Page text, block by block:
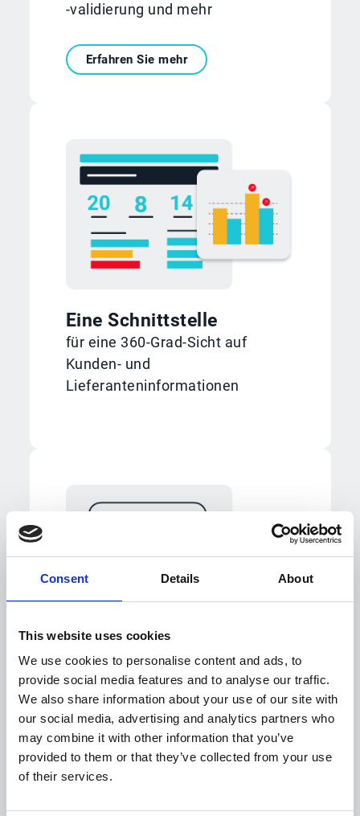
Consent Details About
This website uses cookies
We use cookies to personalise content and ads, to
provide social media features and to analyse our traffic.
We also share information about your use of our site with
our social media, advertising and analytics partners who
may combine it with other information that you’ve
provided to them or that they’ve collected from your use
of their services.
‑validierung und mehr
Erfahren Sie mehr
Eine Schnittstelle
für eine 360-Grad-Sicht auf
Kunden- und
Lieferanten­informationen
Benutzerdefinierte
Dashboards
für jeden User mit Echtzeit-
KPIs und Reporting-
Funktionen